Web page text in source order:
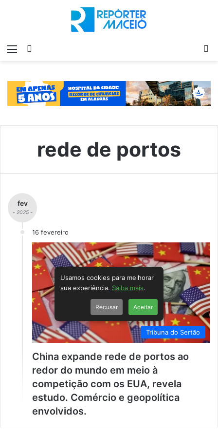
Menu
rede de portos
fev
- 2025 -
16 fevereiro
Tribuna do Sertão
China expande rede de portos ao
redor do mundo em meio à
competição com os EUA, revela
estudo. Comércio e geopolítica
envolvidos.
Usamos cookies para melhorar
sua experiência. Saiba mais.
Recusar Aceitar